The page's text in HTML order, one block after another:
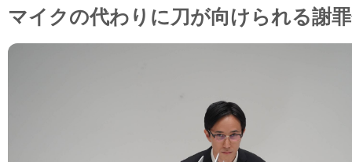
マイクの代わりに刀が向けられる謝